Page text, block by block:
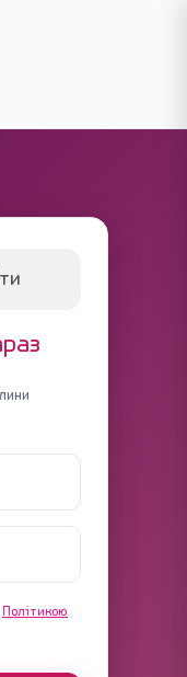
Політикою